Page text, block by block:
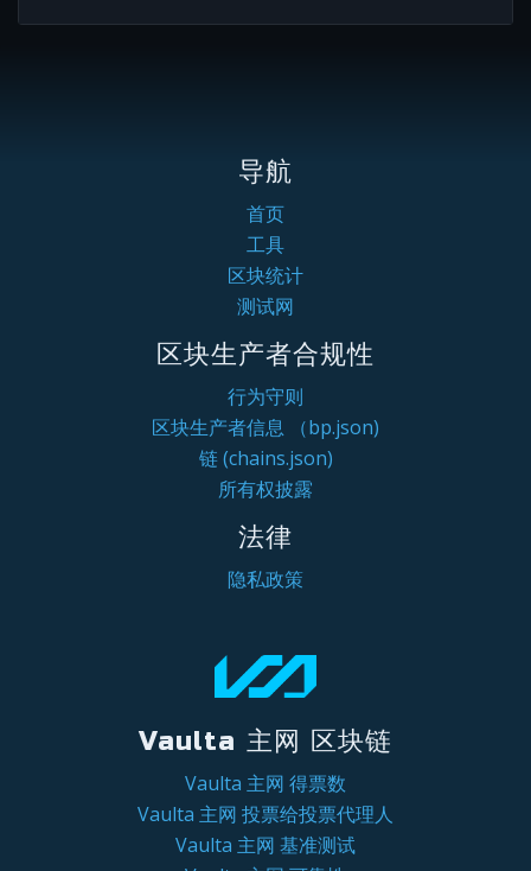
导航
首页
工具
区块统计
测试网
区块生产者合规性
行为守则
区块生产者信息 （bp.json)
链 (chains.json)
所有权披露
法律
隐私政策
Vaulta 主网 区块链
Vaulta 主网 得票数
Vaulta 主网 投票给投票代理人
Vaulta 主网 基准测试